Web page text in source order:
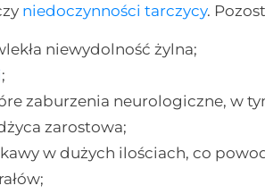
niedoczynności tarczycy.
niewydolność żylna;
;
zaburzenia neurologiczne, w
zarostowa;
w dużych ilościach, co